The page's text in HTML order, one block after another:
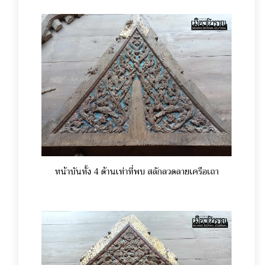
หน้าบันทั้ง 4 ด้านเท่าที่พบ สลักลวดลายเครือเถา